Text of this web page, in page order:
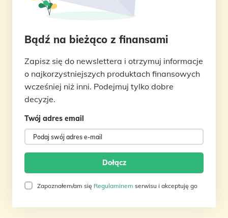
Bądź na bieżąco z finansami
Zapisz się do newslettera i otrzymuj informacje
o najkorzystniejszych produktach finansowych
wcześniej niż inni. Podejmuj tylko dobre
decyzje.
Twój adres email
Zapoznałem/am się Regulaminem serwisu i akceptuję go